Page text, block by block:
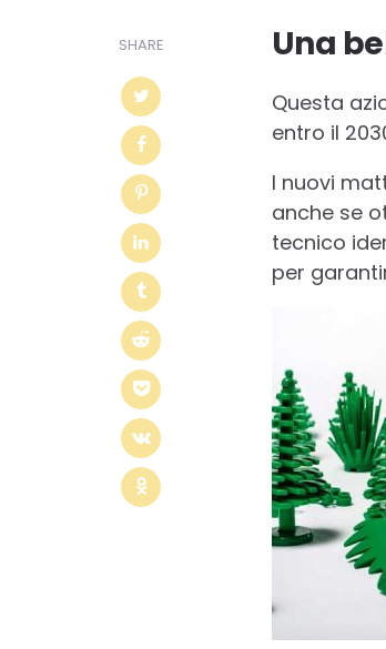
SHARE Una
Questa
entro il
I nuovi
anche se
tecnico
per